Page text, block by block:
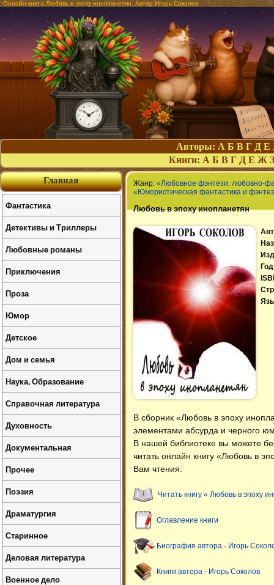
Онлайн книга Любовь в эпоху инопланетян. Автор Игорь Соколов
Авторы: А Б В Г Д Е
Книги: А Б В Г Д Е Ж З
Жанр: «Любовное фэнтези, любовно-
«Юмористическая фантастика и
Любовь в эпоху инопланетян
В сборник «Любовь в эпоху
элементами абсурда и черного
В нашей библиотеке вы можете
читать онлайн книгу «Любовь в
Вам чтения.
Читать книгу « Любовь в эпоху
Оглавление книги
Биография автора - Игорь
Книги автора - Игорь Соколов
Главная
Фантастика
Детективы и Триллеры
Любовные романы
Приключения
Проза
Юмор
Детское
Дом и семья
Наука, Образование
Справочная литература
Духовность
Документальная
Прочее
Поэзия
Драматургия
Старинное
Деловая литература
Военное дело